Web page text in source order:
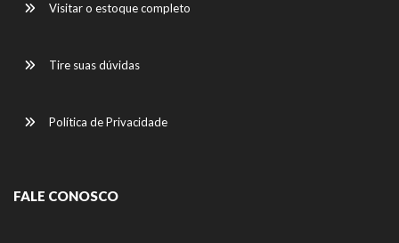
Visitar o estoque completo
Tire suas dúvidas
Política de Privacidade
FALE CONOSCO